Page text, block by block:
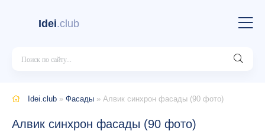
Idei.club
Idei.club » Фасады » Алвик синхрон фасады (90 фото)
Алвик синхрон фасады (90 фото)